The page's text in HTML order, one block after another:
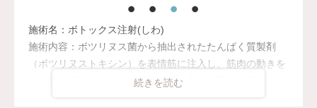
施術名：ボトックス注射(しわ)
施術内容：ボツリヌス菌から抽出されたたんぱく質製剤
（ボツリヌストキシン）を表情筋に注入し、筋肉の動きを
一時的に抑制することで表情ジワの発生を防ぐ施術です。